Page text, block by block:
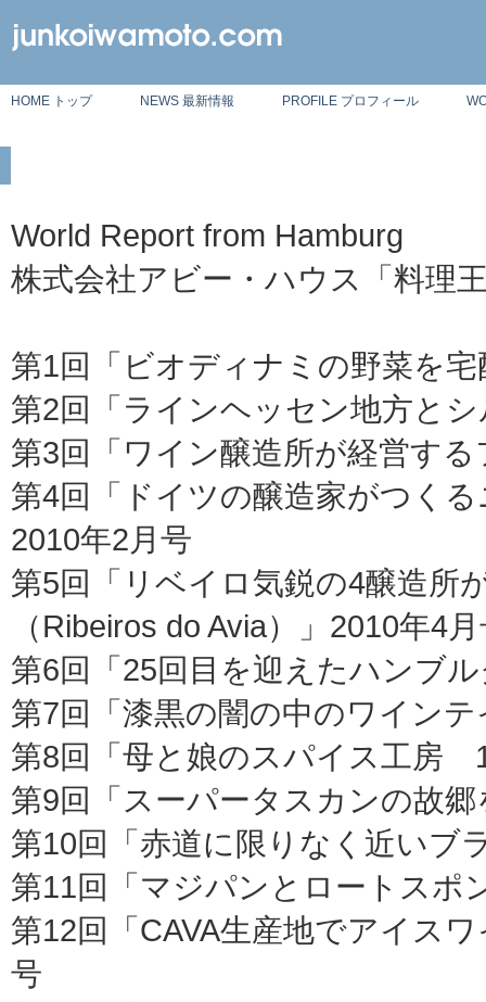
HOME トップ NEWS 最新情報 PROFILE プロフィール
World Report from Hamburg
株式会社アビー・ハウス「料理
第1回「ビオディナミの野菜を
第2回「ラインヘッセン地方と
第3回「ワイン醸造所が経営す
第4回「ドイツの醸造家がつく
2010年2月号
第5回「リベイロ気鋭の4醸造
（Ribeiros do Avia）」2010年4
第6回「25回目を迎えたハンブ
第7回「漆黒の闇の中のワイン
第8回「母と娘のスパイス工房
第9回「スーパータスカンの故
第10回「赤道に限りなく近いブ
第11回「マジパンとロートスポ
第12回「CAVA生産地でアイス
号